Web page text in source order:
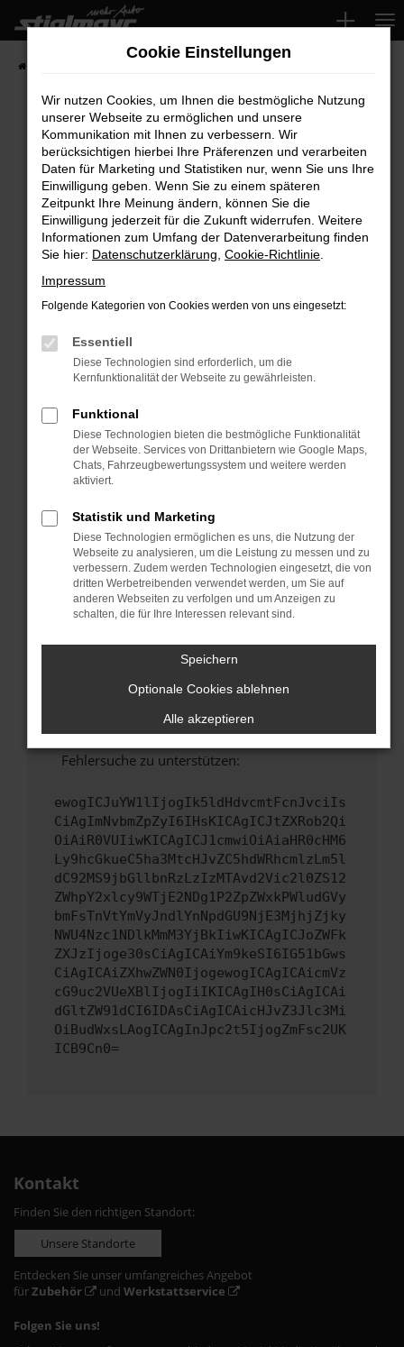
Zum
Hauptinhalt
springen
Fehler: Network Error
Beim Laden ist ein Fehler aufgetreten.
Hier sind ein paar Tipps, die dir helfen können:
Überprüfe deine Firewall und deine
Internetverbindung.
Laden andere Webseiten, zum Beispiel deine
Manche Erweiterungen, wie Werbeblocker,
können das Laden bestimmter Seiten
verhindern. Funktioniert die Seite in einem
Fenster?
Starte dein Gerät neu.
Das kann manchmal helfen, vorübergehende
Probleme zu beheben.
Stelle sicher, dass dein Browser und dein
Betriebssystem auf dem neuesten Stand
sind.
Veraltete Software birgt nicht nur ein
Sicherheitsrisiko, sondern kann auch dazu
führen, dass bestimmte Funktionen nicht mehr
Wende dich an den Webseitenbetreiber.
Wenn du alle oben genannten Schritte versucht
hast, kontaktiere uns bitte. Wir werden
versuchen, das Problem zu beheben. Du kannst
uns diesen Text schicken, um uns bei der
Fehlersuche zu unterstützen:
ewogICJuYW1lIjogIk5ldHdvcmtFcnJvciIs
CiAgImNvbmZpZyI6IHsKICAgICJtZXRob2Qi
OiAiR0VUIiwKICAgICJ1cmwiOiAiaHR0cHM6
Ly9hcGkueC5ha3MtcHJvZC5hdWRhcmlzLm5l
dC92MS9jbGllbnRzLzIzMTAvd2Vic2l0ZS12
ZWhpY2xlcy9WTjE2NDg1P2ZpZWxkPWludGVy
bmFsTnVtYmVyJndlYnNpdGU9NjE3MjhjZjky
NWU4Nzc1NDlkMmM3YjBkIiwKICAgICJoZWFk
ZXJzIjoge30sCiAgICAiYm9keSI6IG51bGws
CiAgICAiZXhwZWN0IjogewogICAgICAicmVz
cG9uc2VUeXBlIjogIiIKICAgIH0sCiAgICAi
dGltZW91dCI6IDAsCiAgICAicHJvZ3Jlc3Mi
OiBudWxsLAogICAgInJpc2t5IjogZmFsc2UK
ICB9Cn0=
Kontakt
Finden Sie den richtigen Standort:
Unsere Standorte
Entdecken Sie unser umfangreiches Angebot
fürZubehör und Werkstattservice
Folgen Sie uns!
Cookie Einstellungen
Wir nutzen Cookies, um Ihnen die bestmögliche Nutzung
unserer Webseite zu ermöglichen und unsere
Kommunikation mit Ihnen zu verbessern. Wir
berücksichtigen hierbei Ihre Präferenzen und verarbeiten
Daten für Marketing und Statistiken nur, wenn Sie uns Ihre
Einwilligung geben. Wenn Sie zu einem späteren
Zeitpunkt Ihre Meinung ändern, können Sie die
Einwilligung jederzeit für die Zukunft widerrufen. Weitere
Informationen zum Umfang der Datenverarbeitung finden
Sie hier: Datenschutzerklärung Cookie-Richtlinie
Impressum
Folgende Kategorien von Cookies werden von uns eingesetzt:
Essentiell
Diese Technologien sind erforderlich, um die
Kernfunktionalität der Webseite zu gewährleisten.
Funktional
Diese Technologien bieten die bestmögliche Funktionalität
der Webseite. Services von Drittanbietern wie Google Maps,
Chats, Fahrzeugbewertungssystem und weitere werden
aktiviert.
Statistik und Marketing
Diese Technologien ermöglichen es uns, die Nutzung der
Webseite zu analysieren, um die Leistung zu messen und zu
verbessern. Zudem werden Technologien eingesetzt, die von
dritten Werbetreibenden verwendet werden, um Sie auf
anderen Webseiten zu verfolgen und um Anzeigen zu
schalten, die für Ihre Interessen relevant sind.
Speichern
Optionale Cookies ablehnen
Alle akzeptieren